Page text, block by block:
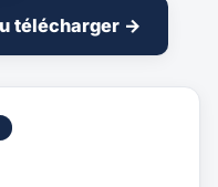
télécharger →